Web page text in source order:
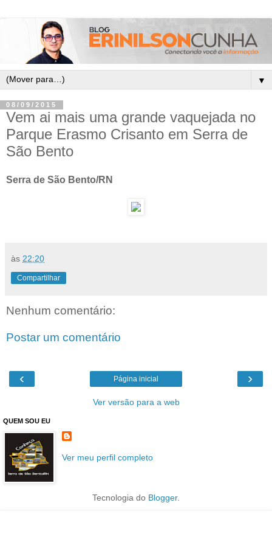
▼
08/09/2015
Vem ai mais uma grande vaquejada no
Parque Erasmo Crisanto em Serra de
São Bento
Serra de São Bento/RN
às 22:20
Compartilhar
Nenhum comentário:
Postar um comentário
‹ ›
Página inicial
Ver versão para a web
QUEM SOU EU
Ver meu perfil completo
Tecnologia do Blogger.